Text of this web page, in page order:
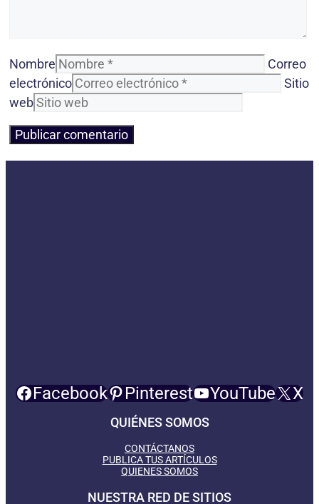
Nombre
Correo
electrónico
Sitio
web
Facebook Pinterest YouTube X
QUIÉNES SOMOS
CONTÁCTANOS
PUBLICA TUS ARTÍCULOS
QUIENES SOMOS
NUESTRA RED DE SITIOS